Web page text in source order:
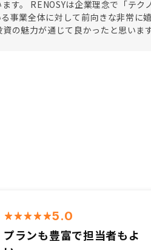
す。 RENOSYは企業理念で「テ
事業全体に対して前向きな非常に
の魅力が通じて良かったと思います
5.0
プランも豊富で担当者もよ